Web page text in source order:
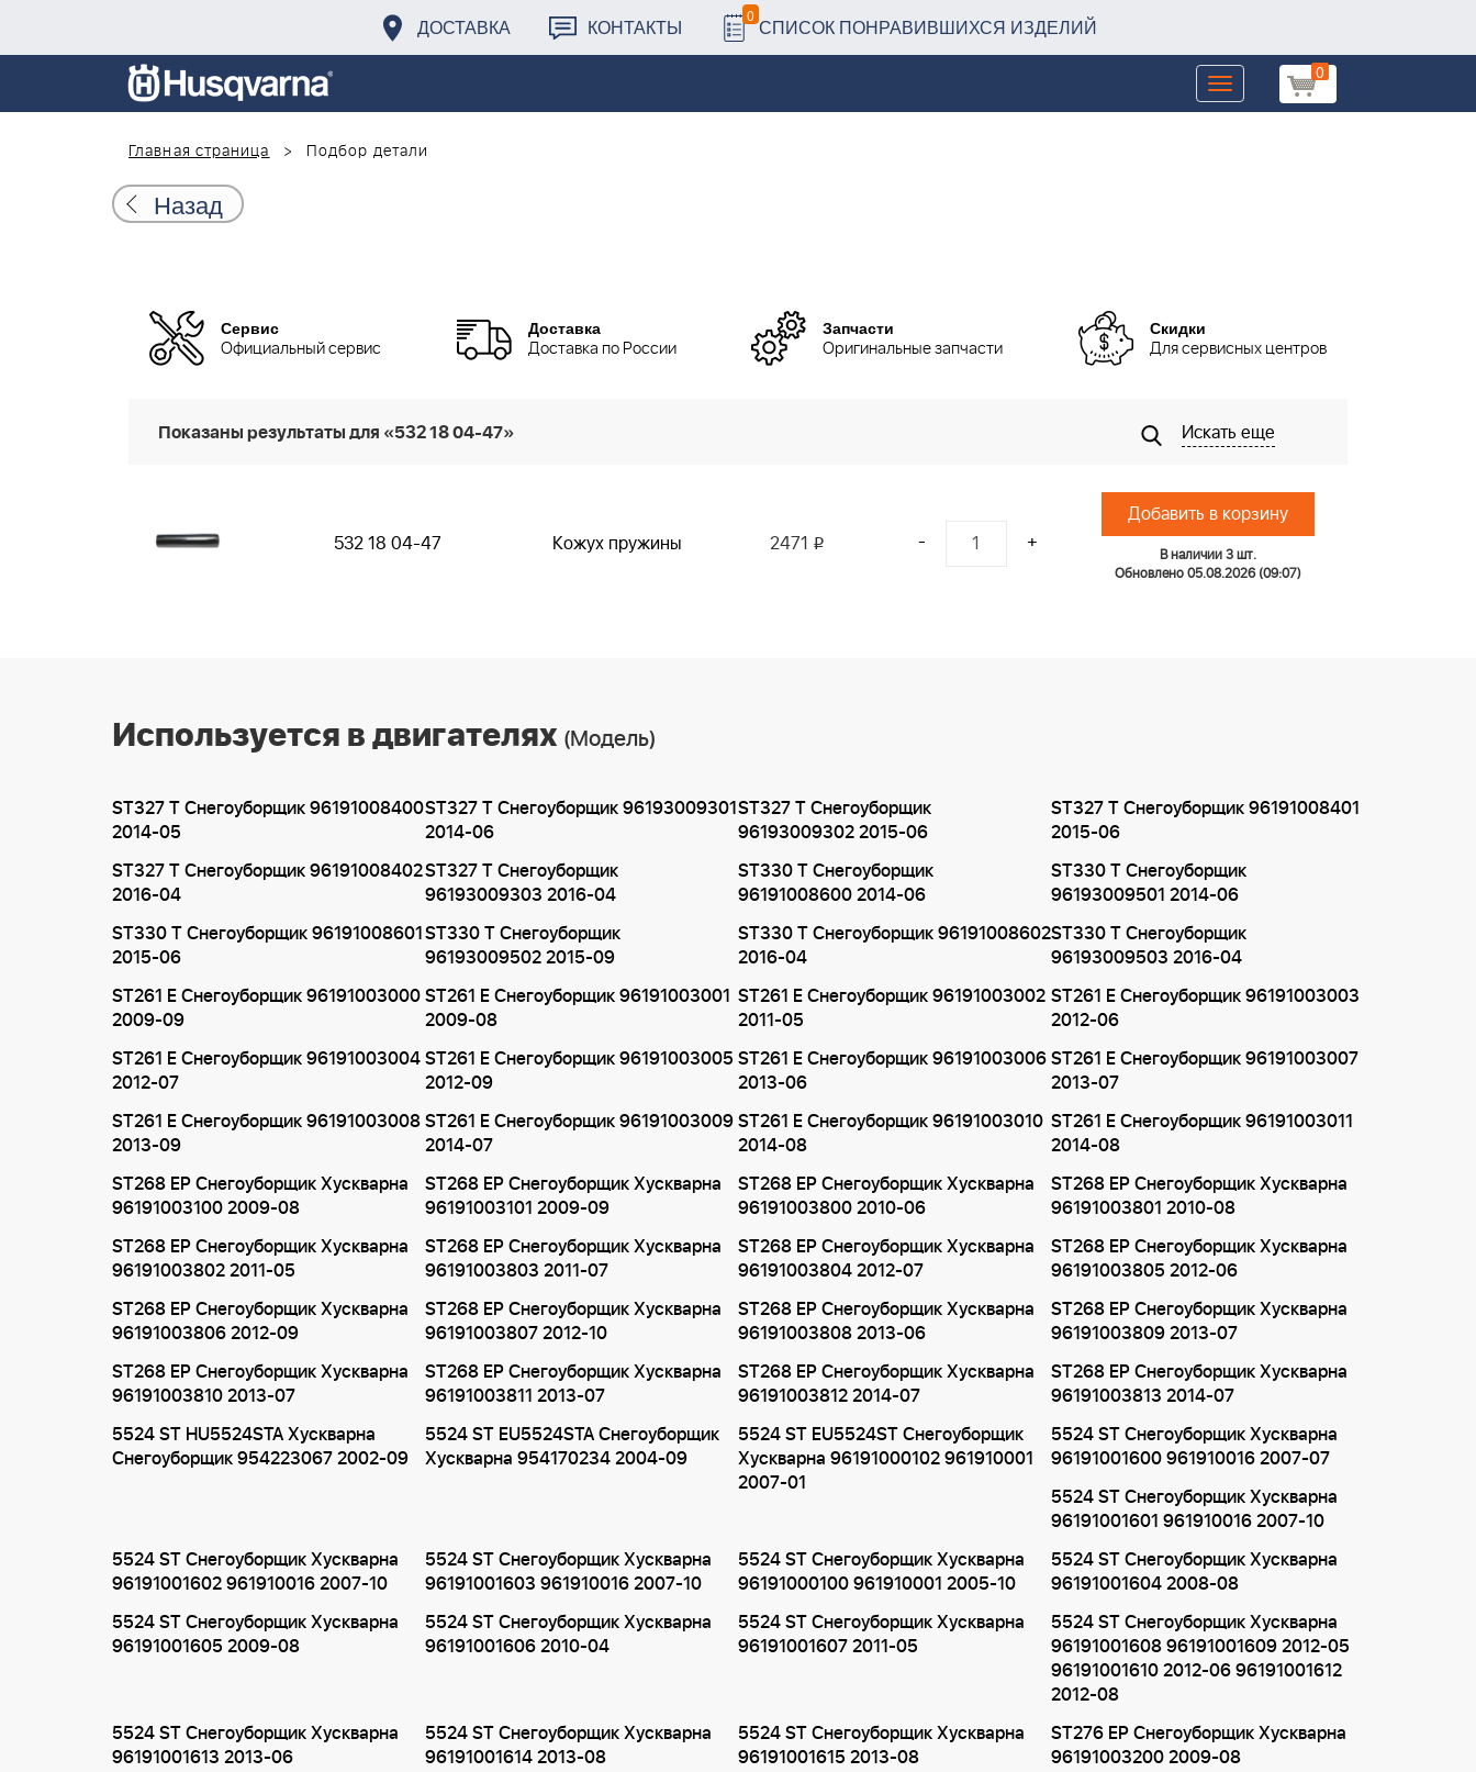
ДОСТАВКА КОНТАКТЫ 0 СПИСОК ПОНРАВИВШИХСЯ ИЗДЕЛИЙ
0
Toggle
navigation
Главная страница
Подбор детали
Назад
Сервис
Официальный сервис
Доставка
Доставка по России
Запчасти
Оригинальные запчасти
Скидки
Для сервисных центров
Показаны результаты для «532 18 04-47» Искать еще
532 18 04-47 Кожух пружины 2471 i - +
Добавить в корзину
В наличии 3 шт.
Обновлено 05.08.2026 (09:07)
Используется в двигателях (Модель)
ST327 T Снегоуборщик 96191008400
2014-05
ST327 T Снегоуборщик 96193009301
2014-06
ST327 T Снегоуборщик
96193009302 2015-06
ST327 T Снегоуборщик 96191008401
2015-06
ST327 T Снегоуборщик 96191008402
2016-04
ST327 T Снегоуборщик
96193009303 2016-04
ST330 T Снегоуборщик
96191008600 2014-06
ST330 T Снегоуборщик
96193009501 2014-06
ST330 T Снегоуборщик 96191008601
2015-06
ST330 T Снегоуборщик
96193009502 2015-09
ST330 T Снегоуборщик 96191008602
2016-04
ST330 T Снегоуборщик
96193009503 2016-04
ST261 E Снегоуборщик 96191003000
2009-09
ST261 E Снегоуборщик 96191003001
2009-08
ST261 E Снегоуборщик 96191003002
2011-05
ST261 E Снегоуборщик 96191003003
2012-06
ST261 E Снегоуборщик 96191003004
2012-07
ST261 E Снегоуборщик 96191003005
2012-09
ST261 E Снегоуборщик 96191003006
2013-06
ST261 E Снегоуборщик 96191003007
2013-07
ST261 E Снегоуборщик 96191003008
2013-09
ST261 E Снегоуборщик 96191003009
2014-07
ST261 E Снегоуборщик 96191003010
2014-08
ST261 E Снегоуборщик 96191003011
2014-08
ST268 EP Снегоуборщик Хускварна
96191003100 2009-08
ST268 EP Снегоуборщик Хускварна
96191003101 2009-09
ST268 EP Снегоуборщик Хускварна
96191003800 2010-06
ST268 EP Снегоуборщик Хускварна
96191003801 2010-08
ST268 EP Снегоуборщик Хускварна
96191003802 2011-05
ST268 EP Снегоуборщик Хускварна
96191003803 2011-07
ST268 EP Снегоуборщик Хускварна
96191003804 2012-07
ST268 EP Снегоуборщик Хускварна
96191003805 2012-06
ST268 EP Снегоуборщик Хускварна
96191003806 2012-09
ST268 EP Снегоуборщик Хускварна
96191003807 2012-10
ST268 EP Снегоуборщик Хускварна
96191003808 2013-06
ST268 EP Снегоуборщик Хускварна
96191003809 2013-07
ST268 EP Снегоуборщик Хускварна
96191003810 2013-07
ST268 EP Снегоуборщик Хускварна
96191003811 2013-07
ST268 EP Снегоуборщик Хускварна
96191003812 2014-07
ST268 EP Снегоуборщик Хускварна
96191003813 2014-07
5524 ST HU5524STA Хускварна
Снегоуборщик 954223067 2002-09
5524 ST EU5524STA Снегоуборщик
Хускварна 954170234 2004-09
5524 ST EU5524ST Снегоуборщик
Хускварна 96191000102 961910001
2007-01
5524 ST Снегоуборщик Хускварна
96191001600 961910016 2007-07
5524 ST Снегоуборщик Хускварна
96191001601 961910016 2007-10
5524 ST Снегоуборщик Хускварна
96191001602 961910016 2007-10
5524 ST Снегоуборщик Хускварна
96191001603 961910016 2007-10
5524 ST Снегоуборщик Хускварна
96191000100 961910001 2005-10
5524 ST Снегоуборщик Хускварна
96191001604 2008-08
5524 ST Снегоуборщик Хускварна
96191001605 2009-08
5524 ST Снегоуборщик Хускварна
96191001606 2010-04
5524 ST Снегоуборщик Хускварна
96191001607 2011-05
5524 ST Снегоуборщик Хускварна
96191001608 96191001609 2012-05
96191001610 2012-06 96191001612
2012-08
5524 ST Снегоуборщик Хускварна
96191001613 2013-06
5524 ST Снегоуборщик Хускварна
96191001614 2013-08
5524 ST Снегоуборщик Хускварна
96191001615 2013-08
ST276 EP Снегоуборщик Хускварна
96191003200 2009-08